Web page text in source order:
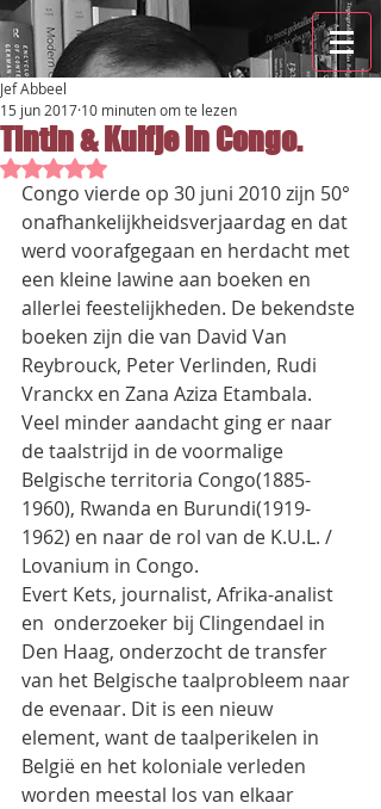
Tintin & Kuifje in Congo.
Jef Abbeel
15 jun 2017 10 minuten om te lezen
Beoordeeld met NaN uit 5 sterren.
Congo vierde op 30 juni 2010 zijn 50°
onafhankelijkheidsverjaardag en dat
werd voorafgegaan en herdacht met
een kleine lawine aan boeken en
allerlei feestelijkheden. De bekendste
boeken zijn die van David Van
Reybrouck, Peter Verlinden, Rudi
Vranckx en Zana Aziza Etambala.
Veel minder aandacht ging er naar
de taalstrijd in de voormalige
Belgische territoria Congo(1885-
1960), Rwanda en Burundi(1919-
1962) en naar de rol van de K.U.L. /
Lovanium in Congo.
Evert Kets, journalist, Afrika-analist
en  onderzoeker bij Clingendael in
Den Haag, onderzocht de transfer
van het Belgische taalprobleem naar
de evenaar. Dit is een nieuw
element, want de taalperikelen in
België en het koloniale verleden
worden meestal los van elkaar